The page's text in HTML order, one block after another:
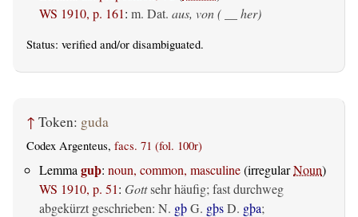
WS 1910, p. 161: m. Dat. aus, von ( __ her)
Status: verified and/or disambiguated.
↑ Token: guda
Codex Argenteus, facs. 71 (fol. 100r)
Lemma guþ: noun, common, masculine(irregularNoun)
WS 1910, p. 51: Gottsehr häufig; fast durchweg
abgekürzt geschrieben: N. gþG. gþsD. gþa;